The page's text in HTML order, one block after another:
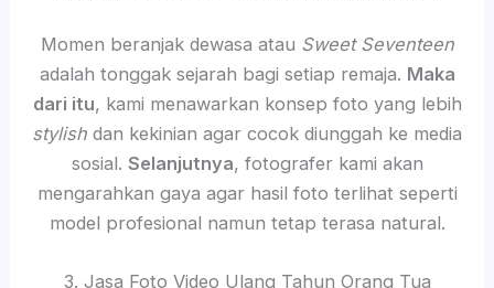
Momen beranjak dewasa atau Sweet Seventeen
adalah tonggak sejarah bagi setiap remaja. Maka
dari itu, kami menawarkan konsep foto yang lebih
stylish dan kekinian agar cocok diunggah ke media
sosial. Selanjutnya, fotografer kami akan
mengarahkan gaya agar hasil foto terlihat seperti
model profesional namun tetap terasa natural.
3. Jasa Foto Video Ulang Tahun Orang Tua